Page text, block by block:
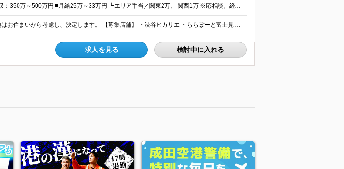
想定年収：350万～500万円 ■月給25万～33万円 ┗エリア手当／関東2万、 関西1万 ※応相談。経験や能力などを考慮し、当社規定により決定します ※3ヶ月の試用期間があります。期間中の給与・
■勤務地はお住まいから考慮し、決定します。 【募集店舗】 ・渋谷ヒカリエ ・ららぽーと富士見 ・亀戸エリア ・名古屋エリア ・海老名エリア ・川崎エリア ・越谷エリア ・横浜エリア ・立川エリア
求人を見る 検討中に入れる